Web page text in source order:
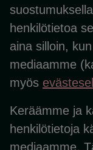
henkilötietoa
aina silloin,
mediaamme
myös
Keräämme ja
henkilötietoja
mediaamme.